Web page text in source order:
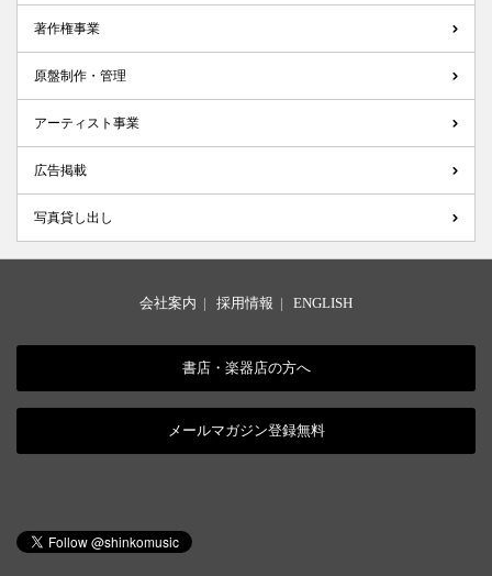
著作権事業
原盤制作・管理
アーティスト事業
広告掲載
写真貸し出し
会社案内 | 採用情報 | ENGLISH
書店・楽器店の方へ
メールマガジン登録無料